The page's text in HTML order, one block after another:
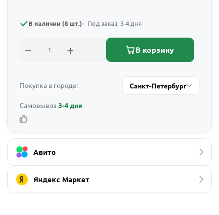
В наличии (8 шт.) Под заказ, 3-4 дня
В корзину
Покупка в городе: Санкт-Петербург
Самовывоз 3-4 дня
Авито
Яндекс Маркет